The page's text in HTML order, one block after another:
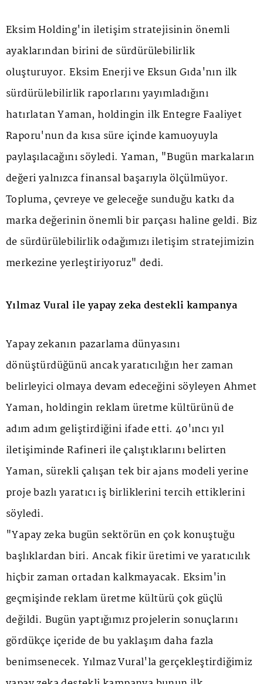
Eksim Holding'in iletişim stratejisinin önemli
ayaklarından birini de sürdürülebilirlik
oluşturuyor. Eksim Enerji ve Eksun Gıda'nın ilk
sürdürülebilirlik raporlarını yayımladığını
hatırlatan Yaman, holdingin ilk Entegre Faaliyet
Raporu'nun da kısa süre içinde kamuoyuyla
paylaşılacağını söyledi. Yaman, "Bugün markaların
değeri yalnızca finansal başarıyla ölçülmüyor.
Topluma, çevreye ve geleceğe sunduğu katkı da
marka değerinin önemli bir parçası haline geldi. Biz
de sürdürülebilirlik odağımızı iletişim stratejimizin
merkezine yerleştiriyoruz" dedi.
Yılmaz Vural ile yapay zeka destekli kampanya
Yapay zekanın pazarlama dünyasını
dönüştürdüğünü ancak yaratıcılığın her zaman
belirleyici olmaya devam edeceğini söyleyen Ahmet
Yaman, holdingin reklam üretme kültürünü de
adım adım geliştirdiğini ifade etti. 40'ıncı yıl
iletişiminde Rafineri ile çalıştıklarını belirten
Yaman, sürekli çalışan tek bir ajans modeli yerine
proje bazlı yaratıcı iş birliklerini tercih ettiklerini
söyledi.
"Yapay zeka bugün sektörün en çok konuştuğu
başlıklardan biri. Ancak fikir üretimi ve yaratıcılık
hiçbir zaman ortadan kalkmayacak. Eksim'in
geçmişinde reklam üretme kültürü çok güçlü
değildi. Bugün yaptığımız projelerin sonuçlarını
gördükçe içeride de bu yaklaşım daha fazla
benimsenecek. Yılmaz Vural'la gerçekleştirdiğimiz